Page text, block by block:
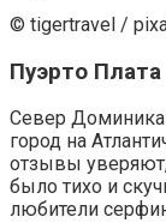
© tigertravel /
Пуэрто Плата
Север
город на
отзывы уверяют,
было тихо и
любители